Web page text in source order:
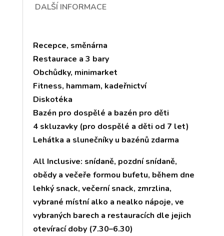
DALŠÍ INFORMACE
Recepce, směnárna
Restaurace a 3 bary
Obchůdky, minimarket
Fitness, hammam, kadeřnictví
Diskotéka
Bazén pro dospělé a bazén pro děti
4 skluzavky (pro dospělé a děti od 7 let)
Lehátka a slunečníky u bazénů zdarma
All Inclusive: snídaně, pozdní snídaně,
obědy a večeře formou bufetu, během dne
lehký snack, večerní snack, zmrzlina,
vybrané místní alko a nealko nápoje, ve
vybraných barech a restauracích dle jejich
otevírací doby (7.30–6.30)